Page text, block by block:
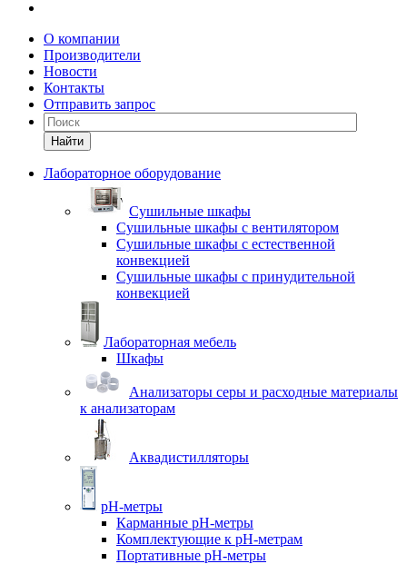
О компании
Производители
Новости
Контакты
Отправить запрос
Найти
Лабораторное оборудование
Cушильные шкафы
Сушильные шкафы с вентилятором
Сушильные шкафы с естественной
конвекцией
Сушильные шкафы с принудительной
конвекцией
Лабораторная мебель
Шкафы
Анализаторы серы и расходные материалы
к анализаторам
Аквадистилляторы
pH-метры
Карманные pH-метры
Комплектующие к pH-метрам
Портативные pH-метры